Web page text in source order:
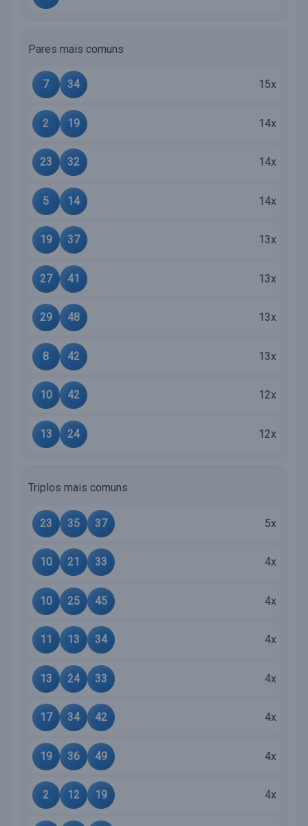
Pares mais comuns
7 34 15x
2 19 14x
23 32 14x
5 14 14x
19 37 13x
27 41 13x
29 48 13x
8 42 13x
10 42 12x
13 24 12x
Triplos mais comuns
23 35 37 5x
10 21 33 4x
10 25 45 4x
11 13 34 4x
13 24 33 4x
17 34 42 4x
19 36 49 4x
2 12 19 4x